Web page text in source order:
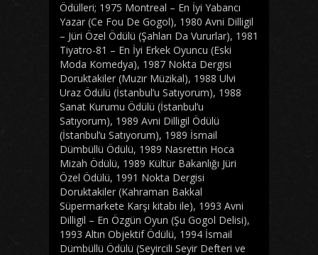
Ödülleri; 1975 Montreal – En İyi Yabancı
Yazar (Ce Fou De Gogol), 1980 Avni Dilligil
– Jüri Özel Ödülü (Şahları Da Vururlar), 1981
Tiyatro-81 – En İyi Erkek Oyuncu (Eski
Moda Komedya), 1987 Nokta Dergisi
Doruktakiler (Muzır Müzikal), 1988 Ulvi
Uraz Ödülü (İstanbul’u Satıyorum), 1988
Sanat Kurumu Ödülü (İstanbul’u
Satıyorum), 1989 Avni Dilligil Ödülü
(İstanbul’u Satıyorum), 1989 İsmail
Dümbüllü Ödülü, 1989 Nasrettin Hoca
Mizah Ödülü, 1989 Kültür Bakanlığı Jüri
Özel Ödülü, 1991 Nokta Dergisi
Doruktakiler (Kahraman Bakkal
Süpermarkete Karşı kitabı ile), 1993 Avni
Dilligil – En Özgün Oyun (Şu Gogol Delisi),
1993 Altın Objektif Ödülü, 1994 İsmail
Dümbüllü Ödülü (Seyircili Seyir Defteri ve